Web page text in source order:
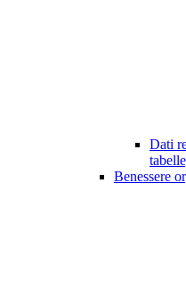
Dati
Benessere